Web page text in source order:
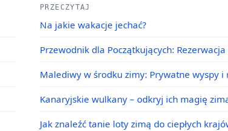
PRZECZYTAJ
Na jakie wakacje jechać?
Przewodnik dla Początkujących:
Malediwy w środku zimy: Prywatne wyspy i
Kanaryjskie wulkany – odkryj ich magię
Jak znaleźć tanie loty zimą do ciepłych